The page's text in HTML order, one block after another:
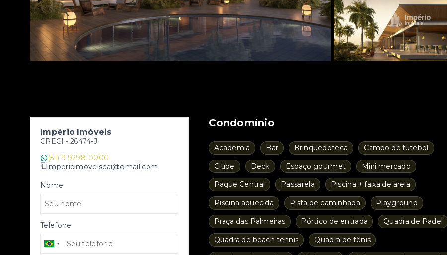
Império Imóveis
CRECI - 26474-J
(51) 9 9298-0000
imperioimoveiscai@gmail.com
Nome
Telefone
Condomínio
Academia Bar Brinquedoteca Campo de futebol
Clube Deck Espaço gourmet Mini mercado
Paque Central Passarela Piscina + faixa de areia
Piscina aquecida Pista de caminhada Playground
Praça das Palmeiras Pórtico de entrada Quadra de Padel
Quadra de beach tennis Quadra de tênis